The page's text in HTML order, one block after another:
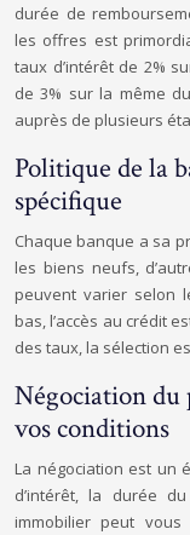
durée de
les offres est
taux d’intérêt de 2%
de 3% sur la même
auprès de plusieurs
Politique de la
spécifique
Chaque banque a sa
les biens neufs,
peuvent varier selon
bas, l’accès au crédit
des taux, la sélection
Négociation
vos conditions
La négociation est un
d’intérêt, la durée
immobilier peut vous